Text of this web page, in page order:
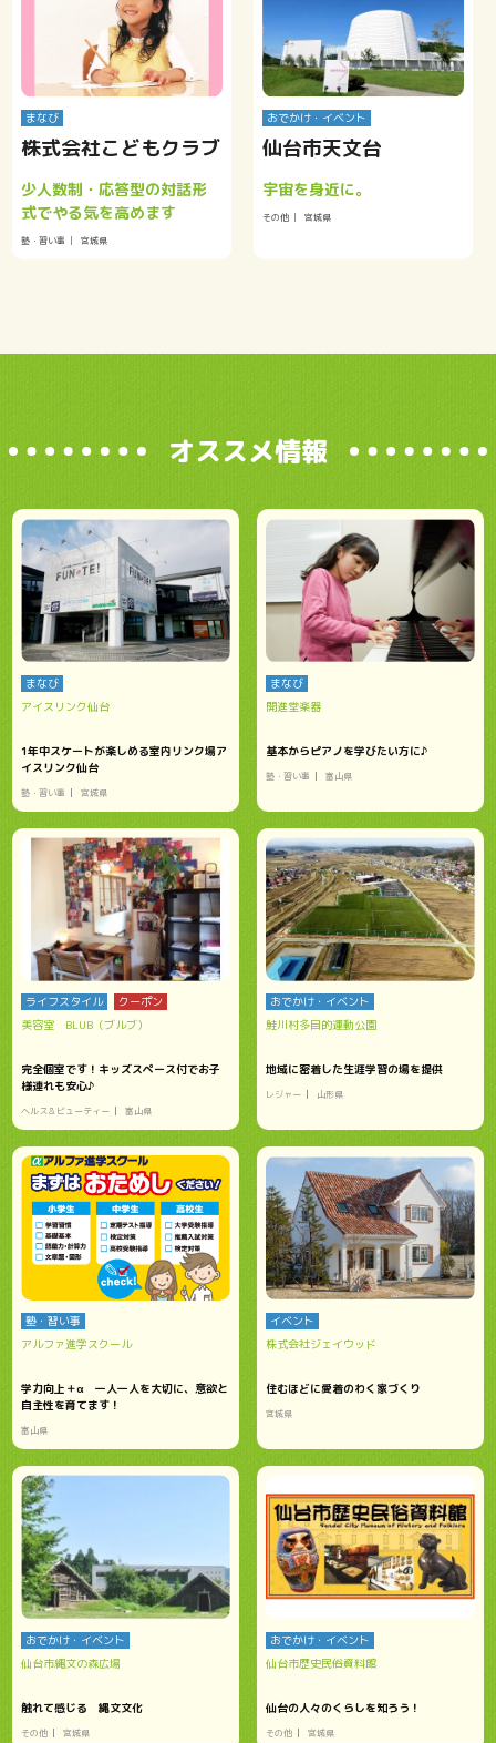
まなび
株式会社こどもクラブ
少人数制・応答型の対話形
式でやる気を高めます
塾・習い事 宮城県
おでかけ・イベント
仙台市天文台
宇宙を身近に。
その他 宮城県
オススメ情報
まなび
アイスリンク仙台
1年中スケートが楽しめる室内リンク場ア
イスリンク仙台
塾・習い事 宮城県
まなび
開進堂楽器
基本からピアノを学びたい方に♪
塾・習い事 富山県
ライフスタイル
クーポン
美容室 BLUB（ブルブ）
完全個室です！キッズスペース付でお子
様連れも安心♪
ヘルス＆ビューティー 富山県
おでかけ・イベント
鮭川村多目的運動公園
地域に密着した生涯学習の場を提供
レジャー 山形県
塾・習い事
アルファ進学スクール
学力向上＋α 一人一人を大切に、意欲と
自主性を育てます！
富山県
イベント
株式会社ジェイウッド
住むほどに愛着のわく家づくり
宮城県
おでかけ・イベント
仙台市縄文の森広場
触れて感じる 縄文文化
その他 宮城県
おでかけ・イベント
仙台市歴史民俗資料館
仙台の人々のくらしを知ろう！
その他 宮城県